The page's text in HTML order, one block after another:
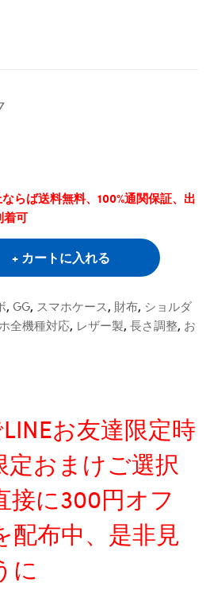
らば送料無料、100%通関保証、出
着可
カートに入れる
, GG, スマホケース, 財布, ショルダ
全機種対応, レザー製, 長さ調整, お
お友達限定時
定おまけご選択
接に300円オフ
配布中、是非見
に